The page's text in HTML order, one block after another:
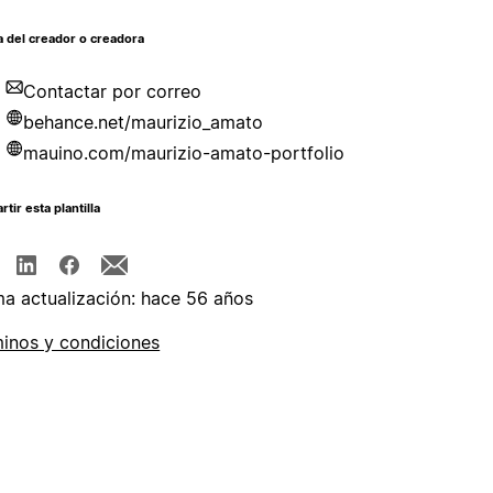
del creador o creadora
Contactar por correo
behance.net/maurizio_amato
mauino.com/maurizio-amato-portfolio
esta plantilla
actualización: hace 56 años
y condiciones